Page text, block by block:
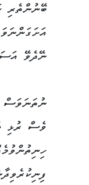
ބޭނުންތެރި
ނޭދެވޭ
ނުތަނަވަސް
ވެސް ރުޅި